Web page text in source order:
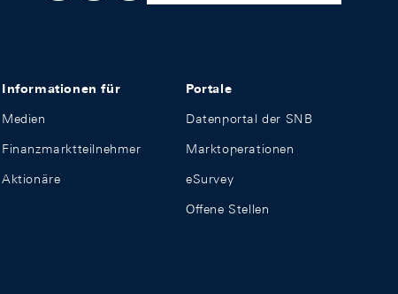
Informationen für
Medien
Finanzmarktteilnehmer
Aktionäre
Portale
Datenportal der SNB
Marktoperationen
eSurvey
Offene Stellen